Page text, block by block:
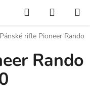
Hledat
KOŠÍK
Pánské rifle Pioneer Rando
Rando